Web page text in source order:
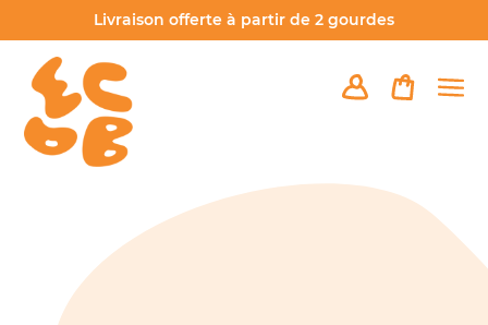
au
contenu
Livraison offerte à partir de 2 gourdes
Se connecter
Panier